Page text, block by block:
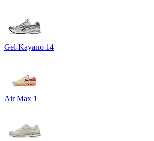
Gel-Kayano 14
Air Max 1